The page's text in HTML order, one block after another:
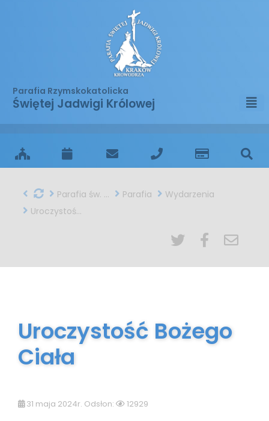
Parafia Rzymskokatolicka
Świętej Jadwigi Królowej
Parafia św. Jadwigi w Krakowie Parafia
Wydarzenia
Uroczystość Bożego Ciała
Uroczystość Bożego
Ciała
31 maja 2024r. Odsłon: 12929